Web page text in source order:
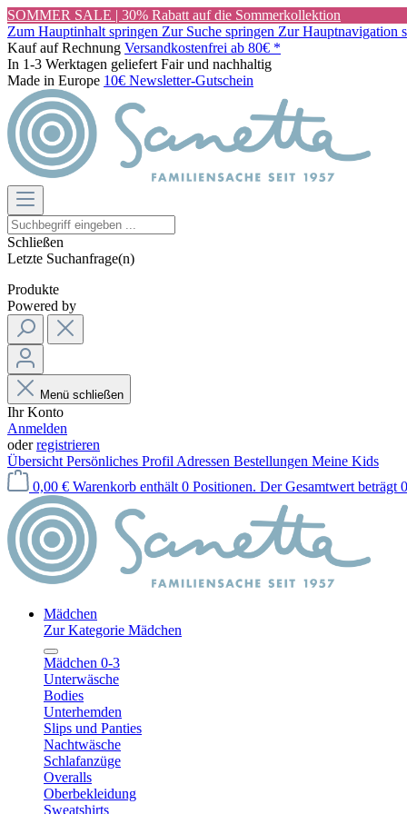
SOMMER SALE | 30% Rabatt auf die Sommerkollektion
Zum Hauptinhalt springen Zur Suche springen Zur Hauptnavigation
Kauf auf Rechnung Versandkostenfrei ab 80€ *
In 1-3 Werktagen geliefert Fair und nachhaltig
Made in Europe 10€ Newsletter-Gutschein
Schließen
Letzte Suchanfrage(n)
Produkte
Powered by
Menü schließen
Ihr Konto
Anmelden
oderregistrieren
Übersicht Persönliches Profil Adressen Bestellungen Meine Kids
0,00 € Warenkorb enthält 0 Positionen. Der Gesamtwert beträgt
Mädchen
Zur Kategorie Mädchen
Mädchen 0-3
Unterwäsche
Bodies
Unterhemden
Slips und Panties
Nachtwäsche
Schlafanzüge
Overalls
Oberbekleidung
Sweatshirts